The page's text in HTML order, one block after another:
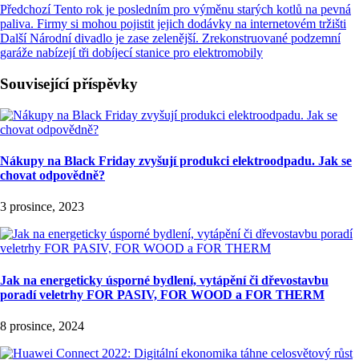
Předchozí Tento rok je posledním pro výměnu starých kotlů na pevná
paliva. Firmy si mohou pojistit jejich dodávky na internetovém tržišti
Další Národní divadlo je zase zelenější. Zrekonstruované podzemní
garáže nabízejí tři dobíjecí stanice pro elektromobily
Související příspěvky
Nákupy na Black Friday zvyšují produkci elektroodpadu. Jak se
chovat odpovědně?
3 prosince, 2023
Jak na energeticky úsporné bydlení, vytápění či dřevostavbu
poradí veletrhy FOR PASIV, FOR WOOD a FOR THERM
8 prosince, 2024